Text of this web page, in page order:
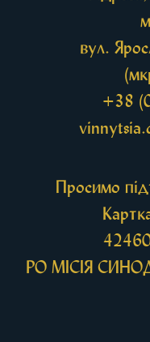
вул.
+38
Просимо
РО МIСIЯ